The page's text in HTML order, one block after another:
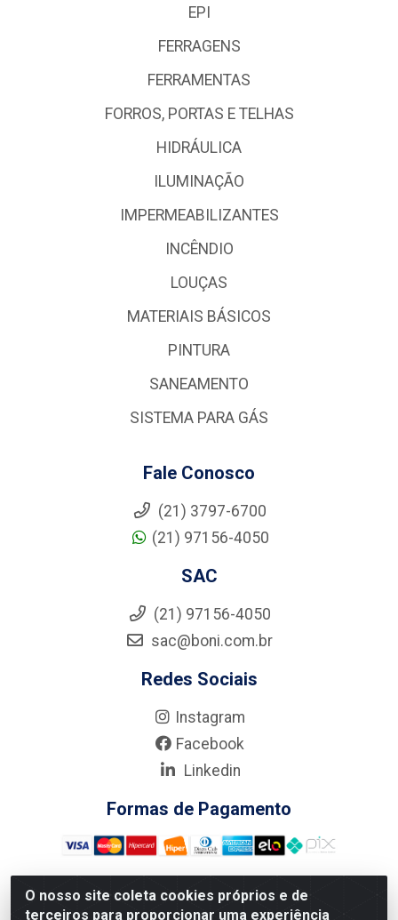
O nosso site coleta cookies próprios e de
terceiros para proporcionar uma experiência
EPI
FERRAGENS
FERRAMENTAS
FORROS, PORTAS E TELHAS
HIDRÁULICA
ILUMINAÇÃO
IMPERMEABILIZANTES
INCÊNDIO
LOUÇAS
MATERIAIS BÁSICOS
PINTURA
SANEAMENTO
SISTEMA PARA GÁS
Fale Conosco
(21) 3797-6700
(21) 97156-4050
SAC
(21) 97156-4050
sac@boni.com.br
Redes Sociais
Instagram
Facebook
Linkedin
Formas de Pagamento
Nova Boni Distribuidora de Material de Construção LTDA - Rua